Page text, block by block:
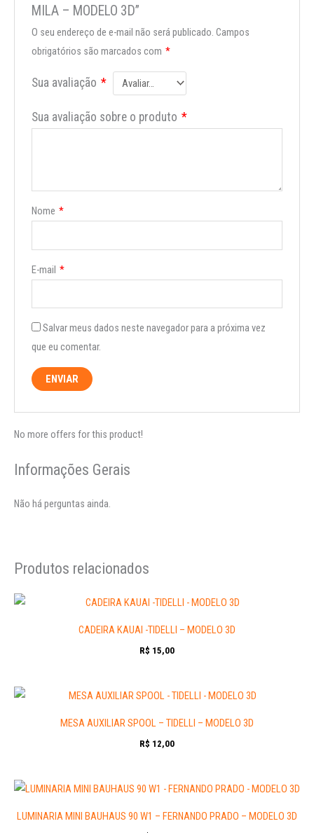
MILA – MODELO 3D”
O seu endereço de e-mail não será publicado. Campos
obrigatórios são marcados com *
Sua avaliação *
Sua avaliação sobre o produto *
Nome *
E-mail *
Salvar meus dados neste navegador para a próxima vez
que eu comentar.
No more offers for this product!
Informações Gerais
Não há perguntas ainda.
Produtos relacionados
CADEIRA KAUAI -TIDELLI – MODELO 3D
R$ 15,00
MESA AUXILIAR SPOOL – TIDELLI – MODELO 3D
R$ 12,00
LUMINARIA MINI BAUHAUS 90 W1 – FERNANDO PRADO – MODELO 3D